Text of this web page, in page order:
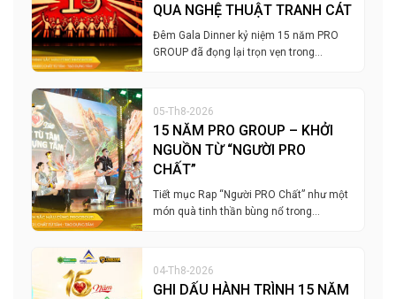
QUA NGHỆ THUẬT TRANH CÁT
Đêm Gala Dinner kỷ niệm 15 năm PRO
GROUP đã đọng lại trọn vẹn trong…
05-Th8-2026
15 NĂM PRO GROUP – KHỞI
NGUỒN TỪ “NGƯỜI PRO
CHẤT”
Tiết mục Rap “Người PRO Chất” như một
món quà tinh thần bùng nổ trong…
04-Th8-2026
GHI DẤU HÀNH TRÌNH 15 NĂM